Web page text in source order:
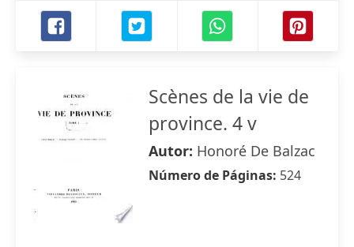
Scènes de la vie de
province. 4 v
Autor: Honoré De Balzac
Número de Páginas: 524